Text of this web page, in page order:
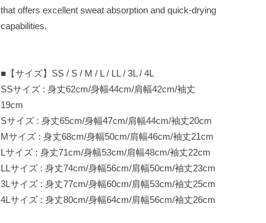
that offers excellent sweat absorption and quick-drying
capabilities.
■【サイズ】SS / S / M / L / LL / 3L / 4L
SSサイズ : 身丈62cm/身幅44cm/肩幅42cm/袖丈
19cm
Sサイズ : 身丈65cm/身幅47cm/肩幅44cm/袖丈20cm
Mサイズ : 身丈68cm/身幅50cm/肩幅46cm/袖丈21cm
Lサイズ : 身丈71cm/身幅53cm/肩幅48cm/袖丈22cm
LLサイズ : 身丈74cm/身幅56cm/肩幅50cm/袖丈23cm
3Lサイズ : 身丈77cm/身幅60cm/肩幅53cm/袖丈25cm
4Lサイズ : 身丈80cm/身幅64cm/肩幅56cm/袖丈26cm